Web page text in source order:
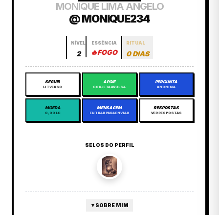
MONIQUE LIMA ANGELO
@ MONIQUE234
NÍVEL
2
ESSÊNCIA
🔥FOGO
RITUAL
0 DIAS
SEGUIR
LITVERSO
APOIE
GORJETA AVULSA
PERGUNTA
ANÔNIMA
MOEDA
0,00 LC
MENSAGEM
ENTRAR PARA ENVIAR
RESPOSTAS
VER RESPOSTAS
SELOS DO PERFIL
▼ SOBRE MIM